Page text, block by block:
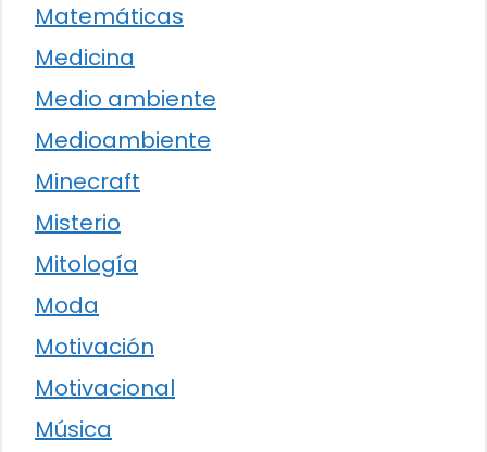
Matemáticas
Medicina
Medio ambiente
Medioambiente
Minecraft
Misterio
Mitología
Moda
Motivación
Motivacional
Música